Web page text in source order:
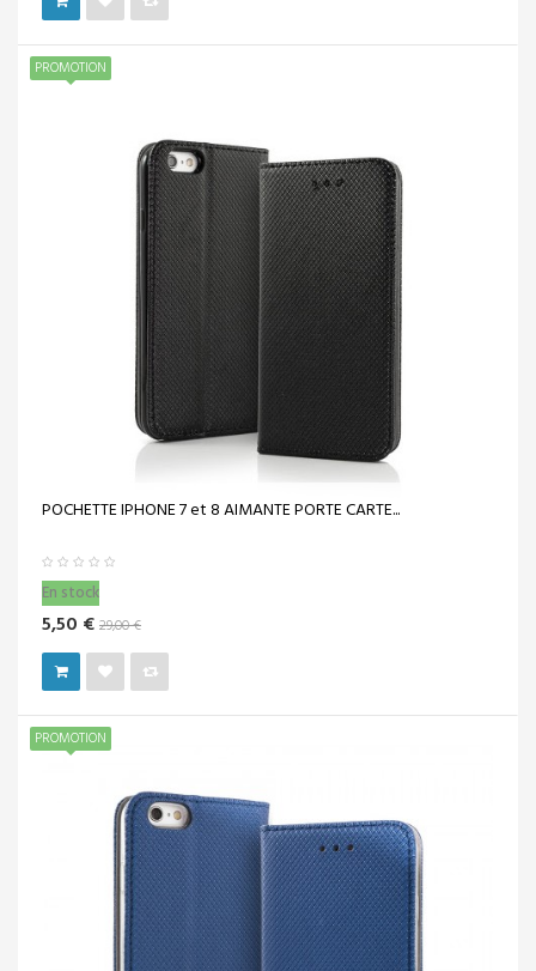
PROMOTION
POCHETTE IPHONE 7 et 8 AIMANTE PORTE CARTE...
En stock
5,50 € 29,00 €
PROMOTION